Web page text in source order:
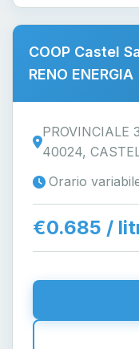
COOP Castel
RENO ENERGIA
PROVINCIALE
40024,
Orario
€0.685 /